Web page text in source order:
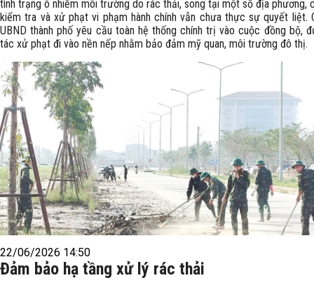
tình trạng ô nhiễm môi trường do rác thải, song tại một số địa phương,
kiểm tra và xử phạt vi phạm hành chính vẫn chưa thực sự quyết liệt.
UBND thành phố yêu cầu toàn hệ thống chính trị vào cuộc đồng bộ,
tác xử phạt đi vào nền nếp nhằm bảo đảm mỹ quan, môi trường đô thị.
22/06/2026 14:50
Đảm bảo hạ tầng xử lý rác thải